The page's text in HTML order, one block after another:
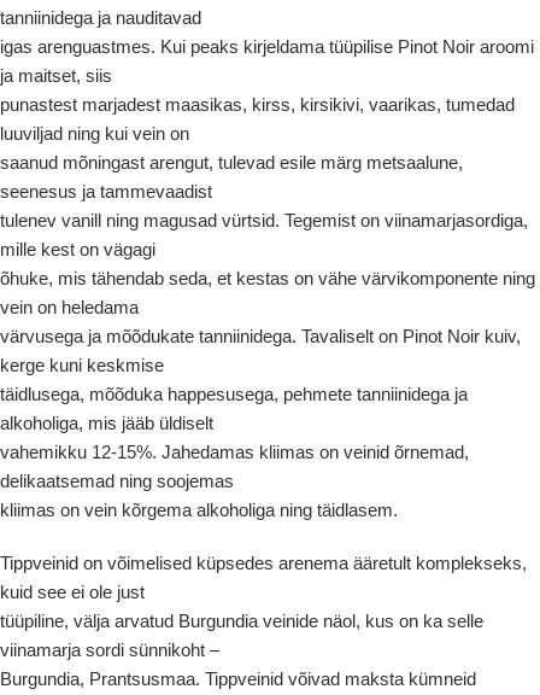
tanniinidega ja nauditavad
igas arenguastmes. Kui peaks kirjeldama tüüpilise Pinot Noir aroomi
ja maitset, siis
punastest marjadest maasikas, kirss, kirsikivi, vaarikas, tumedad
luuviljad ning kui vein on
saanud mõningast arengut, tulevad esile märg metsaalune,
seenesus ja tammevaadist
tulenev vanill ning magusad vürtsid. Tegemist on viinamarjasordiga,
mille kest on vägagi
õhuke, mis tähendab seda, et kestas on vähe värvikomponente ning
vein on heledama
värvusega ja mõõdukate tanniinidega. Tavaliselt on Pinot Noir kuiv,
kerge kuni keskmise
täidlusega, mõõduka happesusega, pehmete tanniinidega ja
alkoholiga, mis jääb üldiselt
vahemikku 12-15%. Jahedamas kliimas on veinid õrnemad,
delikaatsemad ning soojemas
kliimas on vein kõrgema alkoholiga ning täidlasem.
Tippveinid on võimelised küpsedes arenema ääretult komplekseks,
kuid see ei ole just
tüüpiline, välja arvatud Burgundia veinide näol, kus on ka selle
viinamarja sordi sünnikoht –
Burgundia, Prantsusmaa. Tippveinid võivad maksta kümneid